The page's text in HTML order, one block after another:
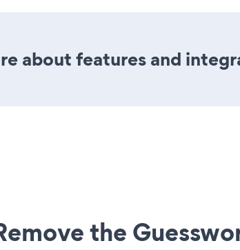
about features and
the